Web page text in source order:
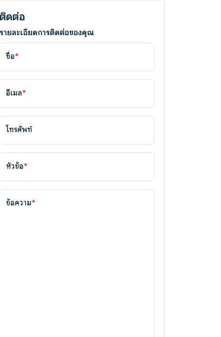
ติดต่อ
รายละเอียดการติดต่อของคุณ
ชื่อ*
อีเมล*
โทรศัพท์
หัวข้อ*
ข้อความ*